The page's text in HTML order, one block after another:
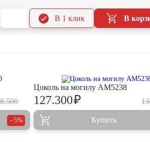
В
В 1 клик
5%
Цоколь на могилу AM5238
127.300₽
Купить